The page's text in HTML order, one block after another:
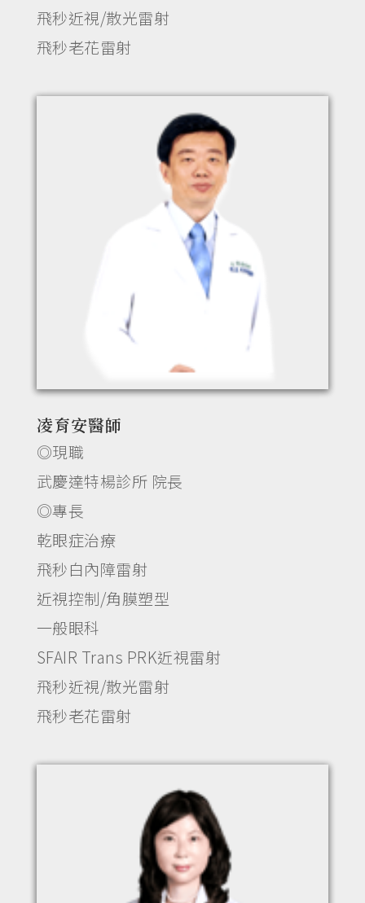
飛秒近視/散光雷射
飛秒老花雷射
凌育安醫師
◎現職
武慶達特楊診所 院長
◎專長
乾眼症治療
飛秒白內障雷射
近視控制/角膜塑型
一般眼科
SFAIR Trans PRK近視雷射
飛秒近視/散光雷射
飛秒老花雷射